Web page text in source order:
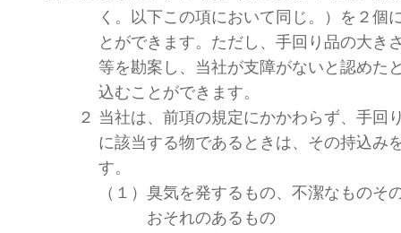
く。以下この項において同じ。）を２個
とができます。ただし、手回り品の大き
等を勘案し、当社が支障がないと認めた
込むことができます。
２ 当社は、前項の規定にかかわらず、手回
に該当する物であるときは、その持込み
す。
（１） 臭気を発するもの、不潔なものそ
おそれのあるもの